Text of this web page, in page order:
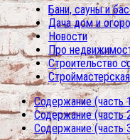
Бани, сауны и
Дача дом и
Новости
Про
Строительство
Строймастерская
Содержание (часть
Содержание (часть
Содержание (часть